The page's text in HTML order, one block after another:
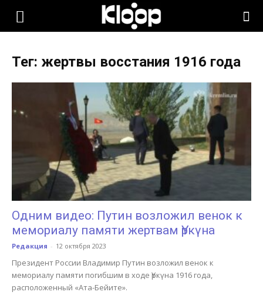
KLOOP.KG
Новости
Кыргызстана
Тег: жертвы восстания 1916 года
Одним видео: Путин возложил венок к
мемориалу памяти жертвам Үркүна
Редакция - 12 октября 2023
Президент России Владимир Путин возложил венок к
мемориалу памяти погибшим в ходе Үркүна 1916 года,
расположенный «Ата-Бейите».